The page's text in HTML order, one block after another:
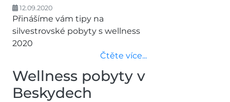
12.09.2020
Přinášíme vám tipy na
silvestrovské pobyty s wellness
2020
Čtěte více...
Wellness pobyty v
Beskydech